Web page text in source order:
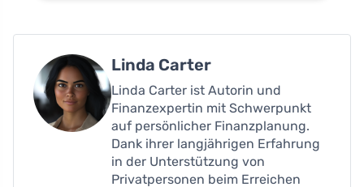
Linda Carter
Linda Carter ist Autorin und
Finanzexpertin mit Schwerpunkt
auf persönlicher Finanzplanung.
Dank ihrer langjährigen Erfahrung
in der Unterstützung von
Privatpersonen beim Erreichen